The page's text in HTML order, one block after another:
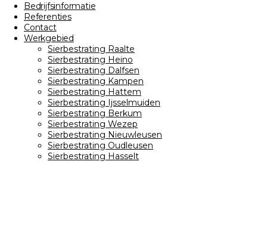
Bedrijfsinformatie
Referenties
Contact
Werkgebied
Sierbestrating Raalte
Sierbestrating Heino
Sierbestrating Dalfsen
Sierbestrating Kampen
Sierbestrating Hattem
Sierbestrating Ijsselmuiden
Sierbestrating Berkum
Sierbestrating Wezep
Sierbestrating Nieuwleusen
Sierbestrating Oudleusen
Sierbestrating Hasselt